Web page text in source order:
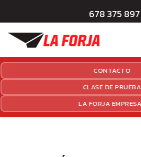
678 375 897
CONTACTO
CLASE DE PRUEBA
LA FORJA